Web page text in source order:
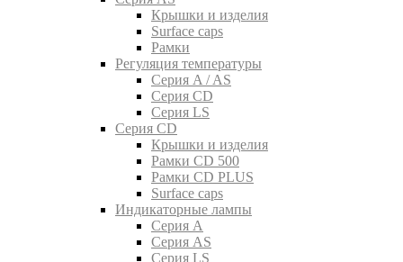
Крышки и изделия
Surface caps
Рамки
Регуляция температуры
Серия A / AS
Серия CD
Серия LS
Серия CD
Крышки и изделия
Рамки CD 500
Рамки CD PLUS
Surface caps
Индикаторные лампы
Серия A
Серия AS
Серия LS